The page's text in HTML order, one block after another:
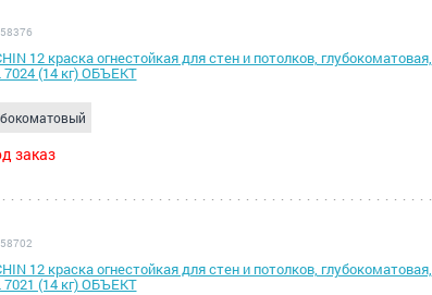
12 краска огнестойкая для стен и потолков, глубокоматовая,
7024 (14 кг) ОБЪЕКТ
заказ
12 краска огнестойкая для стен и потолков, глубокоматовая,
7021 (14 кг) ОБЪЕКТ